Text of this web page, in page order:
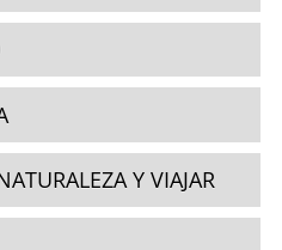
Y VIAJAR